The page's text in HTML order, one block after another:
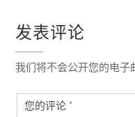
航
发表评论
我们将不会公开您的电子